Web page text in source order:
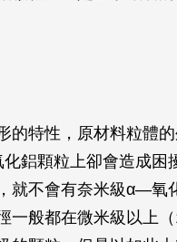
的特性，原材料粒體
鋁顆粒上卻會造成困
就不會有奈米級α—氧
一般都在微米級以上